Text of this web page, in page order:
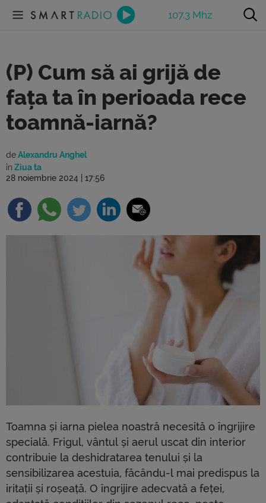
107.3 Mhz
(P) Cum să ai grijă de
fața ta în perioada rece
toamnă-iarnă?
deAlexandru Anghel
în Ziua ta
28 noiembrie 2024 | 17:56
Toamna și iarna pielea noastră necesită o îngrijire
specială. Frigul, vântul și aerul uscat din interior
contribuie la deshidratarea tenului și la
sensibilizarea acestuia, făcându-l mai predispus la
iritații și roșeață. O îngrijire adecvată a feței,